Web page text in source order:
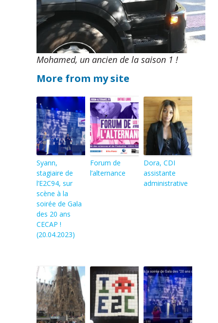
Mohamed, un ancien de la saison 1 !
More from my site
Syann,
stagiaire de
l’E2C94, sur
scène à la
soirée de Gala
des 20 ans
CECAP !
(20.04.2023)
Forum de
l’alternance
Dora, CDI
assistante
administrative